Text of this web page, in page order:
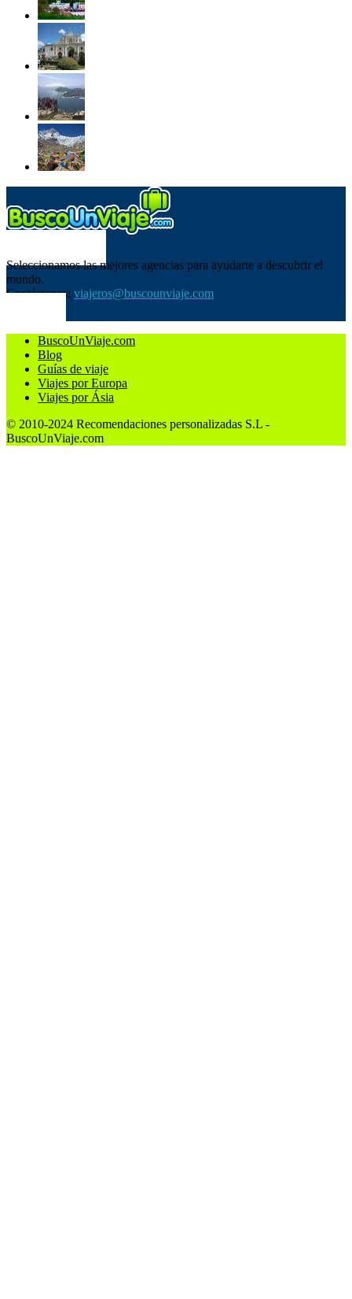
Seleccionamos las mejores agencias para ayudarte a descubrir el
mundo.
Contáctanos: viajeros@buscounviaje.com
BuscoUnViaje.com
Blog
Guías de viaje
Viajes por Europa
Viajes por Ásia
© 2010-2024 Recomendaciones personalizadas S.L -
BuscoUnViaje.com